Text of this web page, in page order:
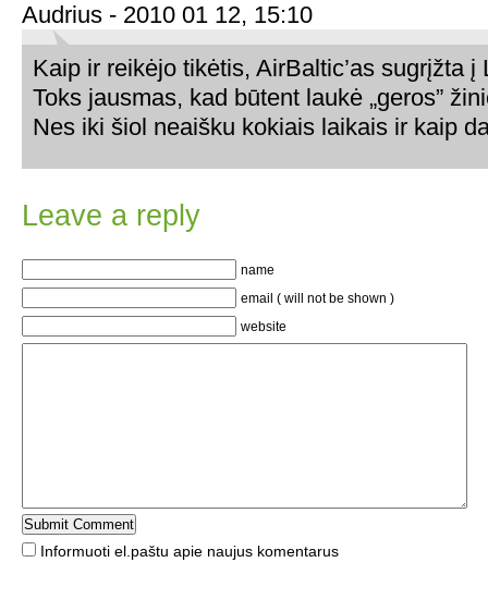
Audrius - 2010 01 12, 15:10
Kaip ir reikėjo tikėtis, AirBaltic’as sugrįžta į
Toks jausmas, kad būtent laukė „geros”
Nes iki šiol neaišku kokiais laikais ir kaip
Leave a reply
name
email ( will not be shown )
website
Informuoti el.paštu apie naujus komentarus